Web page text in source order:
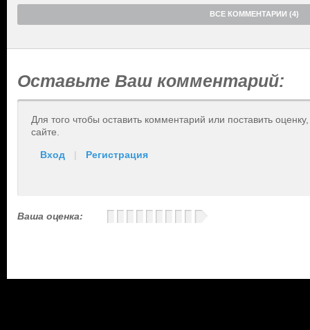
ВСЕ КОММЕНТАРИИ (4)
Оставьте Ваш комментарий:
Для того чтобы оставить комментарий или поставить
сайте.
Вход | Регистрация
Ваша оценка: